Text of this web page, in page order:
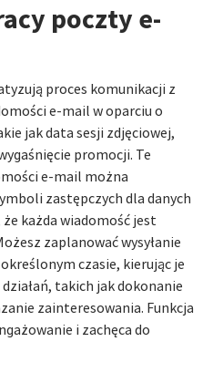
poczty e-
proces komunikacji z
e-mail w oparciu o
jak data sesji zdjęciowej,
promocji. Te
e-mail można
zastępczych dla danych
każda wiadomość jest
zaplanować wysyłanie
czasie, kierując je
takich jak dokonanie
zainteresowania. Funkcja
i zachęca do